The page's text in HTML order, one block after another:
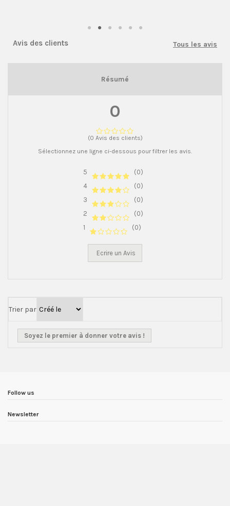
Avis des clients Tous les avis
Résumé
0
(0 Avis des clients)
Sélectionnez une ligne ci-dessous pour filtrer les avis.
5
(0)
4
(0)
3
(0)
2
(0)
1
(0)
Ecrire un Avis
Trier par
Soyez le premier à donner votre avis !
Follow us
Newsletter